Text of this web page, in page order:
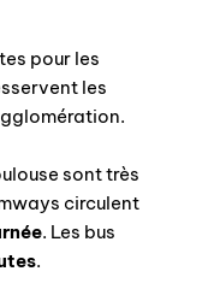
pour les
les
sont très
circulent
. Les bus
.